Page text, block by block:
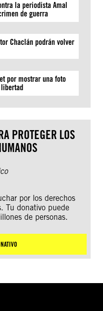
la periodista Amal
de guerra
Chaclán podrán volver
por mostrar una foto
libertad
PROTEGER LOS
por los derechos
Tu donativo puede
de personas.